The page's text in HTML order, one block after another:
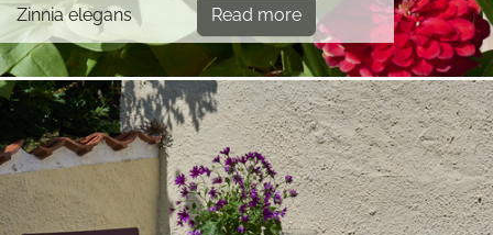
Zinnia elegans Read more